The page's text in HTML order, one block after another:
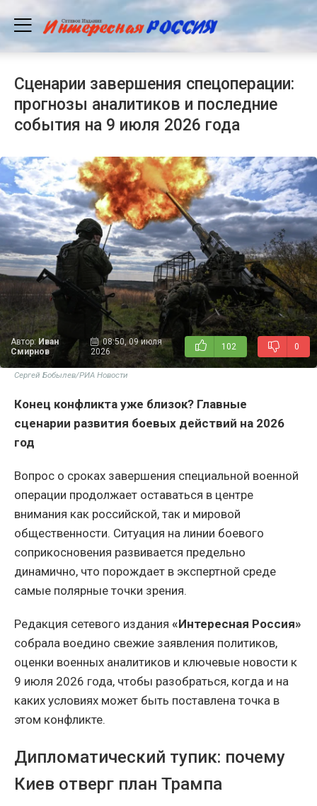
Сценарии завершения спецоперации:
прогнозы аналитиков и последние
события на 9 июля 2026 года
Автор: Иван
Смирнов
08:50, 09 июля
2026
102 0
Сергей Бобылев/РИА Новости
Конец конфликта уже близок? Главные
сценарии развития боевых действий на 2026
год
Вопрос о сроках завершения специальной военной
операции продолжает оставаться в центре
внимания как российской, так и мировой
общественности. Ситуация на линии боевого
соприкосновения развивается предельно
динамично, что порождает в экспертной среде
самые полярные точки зрения.
Редакция сетевого издания «Интересная Россия»
собрала воедино свежие заявления политиков,
оценки военных аналитиков и ключевые новости к
9 июля 2026 года, чтобы разобраться, когда и на
каких условиях может быть поставлена точка в
этом конфликте.
Дипломатический тупик: почему
Киев отверг план Трампа